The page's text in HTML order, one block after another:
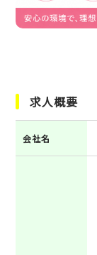
求人概要
会社名